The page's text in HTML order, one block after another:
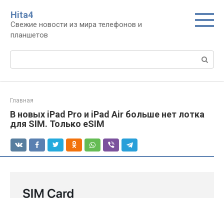
контенту
Нita4
Свежие новости из мира телефонов и
планшетов
Поиск:
Главная
В новых iPad Pro и iPad Air больше нет лотка
для SIM. Только eSIM